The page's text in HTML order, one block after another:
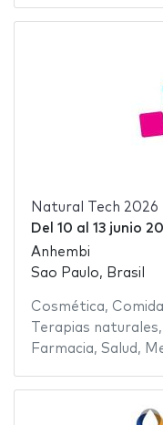
Natural Tech 2026
Del 10 al 13 junio
Anhembi
Sao Paulo, Brasil
Cosmética,
Terapias naturales,
Farmacia, Salud ,